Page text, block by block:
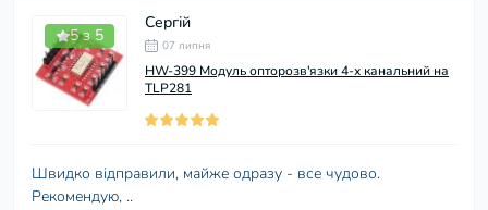
5 з 5
Сергій
07 липня
HW-399 Модуль опторозв'язки 4-х канальний на
TLP281
Швидко відправили, майже одразу - все чудово.
Рекомендую, ..